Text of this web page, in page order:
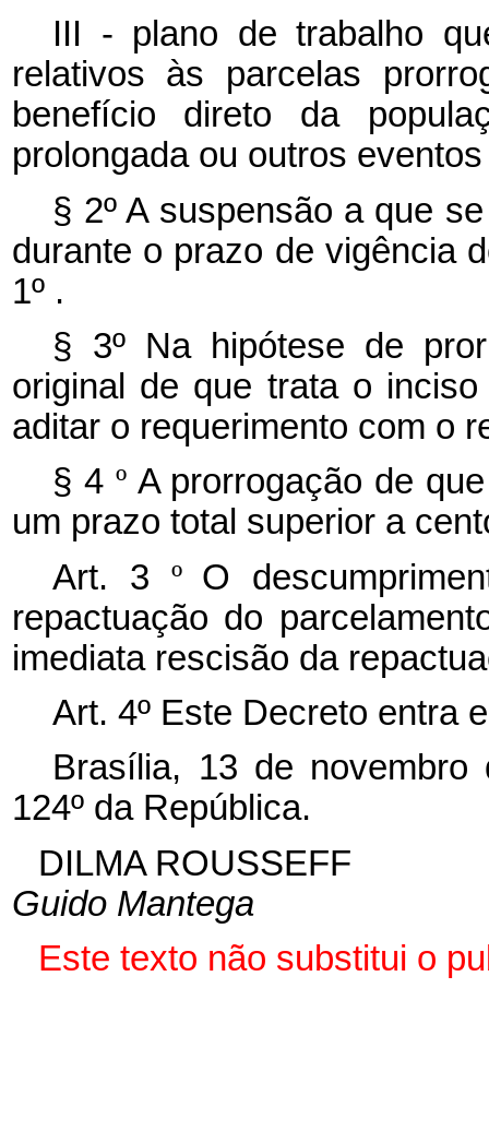
III - plano de trabalho
relativos às parcelas
benefício direto da
prolongada ou outros
§ 2º A suspensão a que
durante o prazo de vigência
1º .
§ 3º Na hipótese de
original de que trata o
aditar o requerimento com o
§ 4 º A prorrogação de
um prazo total superior a
Art. 3 º O
repactuação do
imediata rescisão da
Art. 4º Este Decreto entra
Brasília, 13 de novembro
124º da República.
DILMA ROUSSEFF
Guido Mantega
Este texto não substitui o